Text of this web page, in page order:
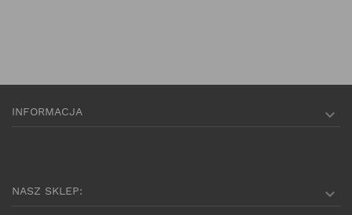
INFORMACJA 
NASZ SKLEP: 